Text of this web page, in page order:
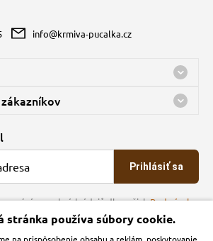
info@krmiva-pucalka.cz
Kbely
Prihlásiť sa
osobních údajů dle našichPodmínek
údajů
stránka používa súbory cookie.